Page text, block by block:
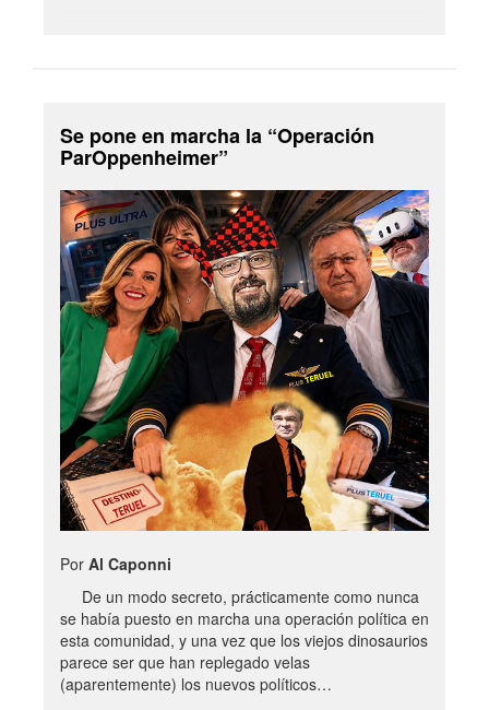
Se pone en marcha la “Operación
ParOppenheimer”
Por Al Caponni
De un modo secreto, prácticamente como nunca
se había puesto en marcha una operación política en
esta comunidad, y una vez que los viejos dinosaurios
parece ser que han replegado velas
(aparentemente) los nuevos políticos…